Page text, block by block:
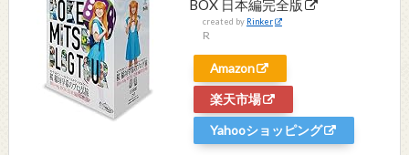
BOX 日本編完全版
created by Rinker
R
Amazon
楽天市場
Yahooショッピング